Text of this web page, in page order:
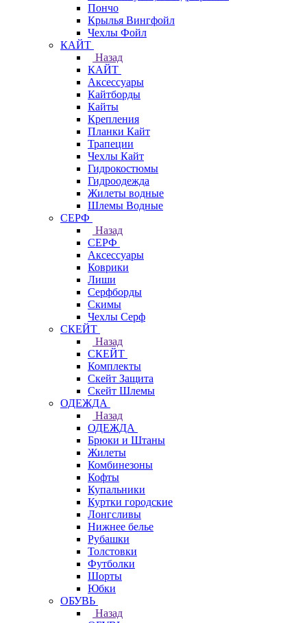
Пончо
Крылья Вингфойл
Чехлы Фойл
КАЙТ
Назад
КАЙТ
Аксессуары
Кайтборды
Кайты
Крепления
Планки Кайт
Трапеции
Чехлы Кайт
Гидрокостюмы
Гидроодежда
Жилеты водные
Шлемы Водные
СЕРФ
Назад
СЕРФ
Аксессуары
Коврики
Лиши
Серфборды
Скимы
Чехлы Cерф
СКЕЙТ
Назад
СКЕЙТ
Комплекты
Скейт Защита
Скейт Шлемы
ОДЕЖДА
Назад
ОДЕЖДА
Брюки и Штаны
Жилеты
Комбинезоны
Кофты
Купальники
Куртки городские
Лонгсливы
Нижнее белье
Рубашки
Толстовки
Футболки
Шорты
Юбки
ОБУВЬ
Назад